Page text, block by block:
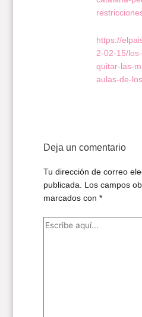
https://
2-02-15/
quitar-las-
aulas-de-
Deja un comentario
Tu dirección de correo
publicada.
Los campos
marcados con *
Escribe